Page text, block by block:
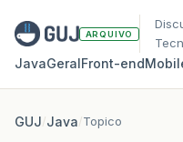
ARQUIVO
JavaGeralFront‑end
GUJ/Java/Topico